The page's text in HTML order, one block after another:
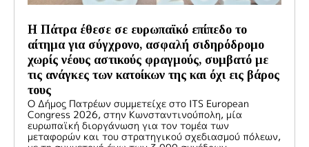
Η Πάτρα έθεσε σε ευρωπαϊκό επίπεδο το
αίτημα για σύγχρονο, ασφαλή σιδηρόδρομο
χωρίς νέους αστικούς φραγμούς, συμβατό με
τις ανάγκες των κατοίκων της και όχι εις βάρος
τους
Ο Δήμος Πατρέων συμμετείχε στο ITS European
Congress 2026, στην Κωνσταντινούπολη, μία
ευρωπαϊκή διοργάνωση για τον τομέα των
μεταφορών και του στρατηγικού σχεδιασμού πόλεων,